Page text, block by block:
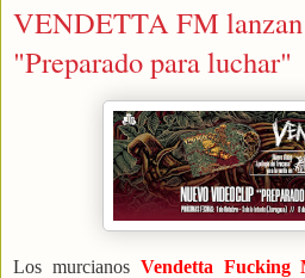
VENDETTA FM lanzan
"Preparado para luchar"
Los murcianos Vendetta Fucking